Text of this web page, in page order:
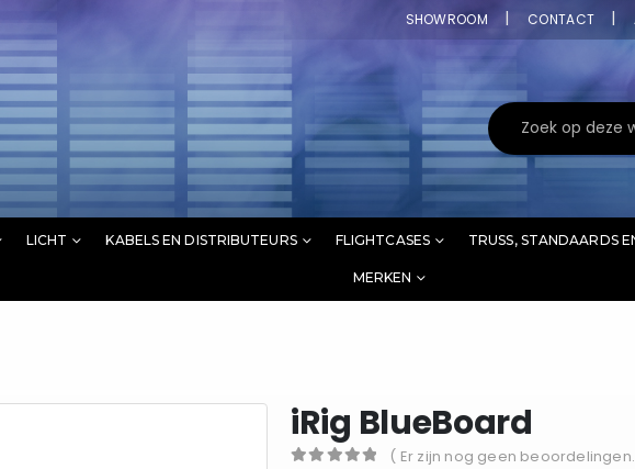
SHOWROOM CONTACT
LICHT KABELS EN DISTRIBUTEURS FLIGHTCASES TRUSS, STANDAARDS
MERKEN
iRig BlueBoard
( Er zijn nog geen